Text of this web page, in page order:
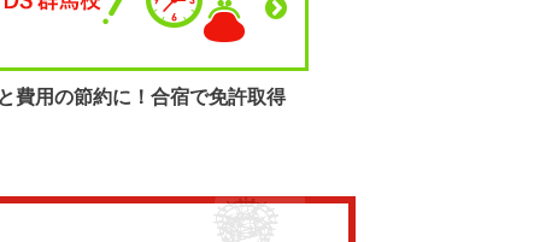
費用の節約に！ 合宿で免許取得